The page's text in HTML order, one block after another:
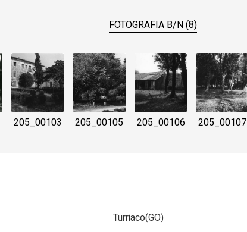
FOTOGRAFIA B/N (8)
205_00103 205_00105 205_00106 205_00107
Turriaco(GO)